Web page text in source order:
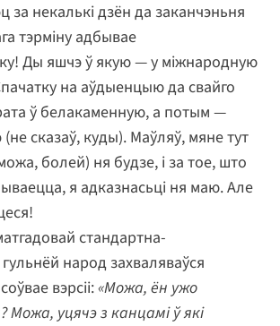
за некалькі дзён да заканчэньня
тэрміну адбывае
Ды яшчэ ў якую — у міжнародную
на аўдыенцыю да свайго
ў белакаменную, а потым —
сказаў, куды). Маўляў, мяне тут
болей) ня будзе, і за тое, што
я адказнасьці ня маю. Але
стандартна-
народ захваляваўся
вэрсіі:«Можа, ён ужо
Можа, уцячэ з канцамі ў які